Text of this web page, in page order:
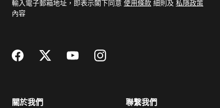
郵
輸入電子郵箱地址，即表示閣下同意 使用條款 細則及 私隱政策
內容
關於我們 聯繫我們